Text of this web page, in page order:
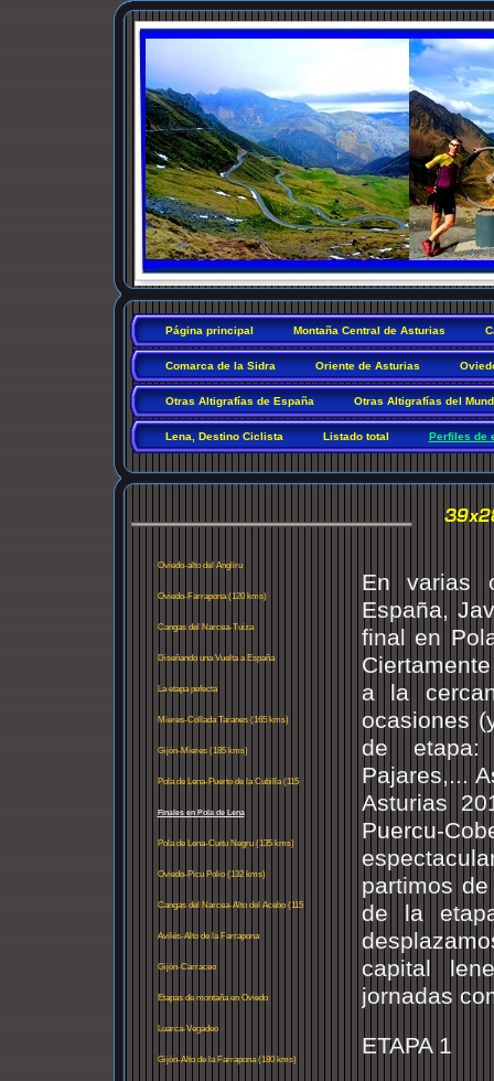
Página principal Montaña Central de Asturias
Comarca de la Sidra Oriente de Asturias
Otras Altigrafías de España Otras Altigrafías del
Lena, Destino Ciclista Listado total Perfiles de
Oviedo-alto del Angliru
Oviedo-Farrapona (120 kms)
Cangas del Narcea-Tuiza
Diseñando una Vuelta a España
La etapa pefecta
Mieres-Collada Taranes (165 kms)
Gijón-Mieres (185 kms)
Pola de Lena-Puerto de la Cubilla (115
kms)
Finales en Pola de Lena
Pola de Lena-Cuitu Negru (135 kms)
Oviedo-Picu Polio (132 kms)
Cangas del Narcea-Alto del Acebo (115
kms)
Avilés-Alto de la Farrapona
Gijón-Carraceo
Etapas de montaña en Oviedo
Luarca-Vegadeo
Gijón-Alto de la Farrapona (180 kms)
En varias
España,
final en
a la
ocasiones
de etapa:
Pajares,...
Asturias
Puercu-
partimos
de la
capital
jornadas
ETAPA 1